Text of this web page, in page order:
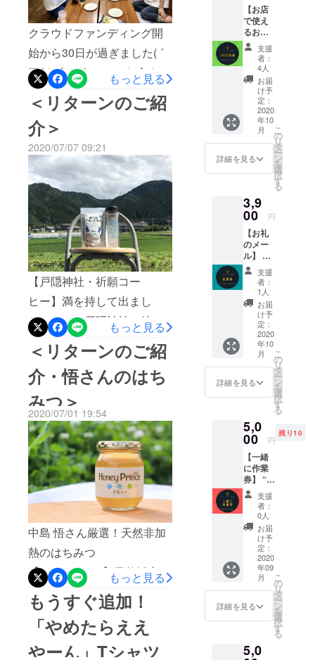
がら過ごせたこの期間は本
当に幸せな時間でした。
「もう、いつ死んでもい
い！♡」とか思ったくら
い！笑笑現在の状況から目
標達成には程遠いかと思わ
れますが、最後まで諦めた
らアカンと思いながら活動
報告書いたりして頑張って
おります(´&gt;∀&lt;｀)ゝﾃﾍた
だでさえ重い腰なので、神
様からのオファーじゃなけ
ればこんな事で腰を上げて
動くなんて私の人生では有
り得ない事。そのクラウド
ファンディングの挑戦もあ
と少しで終わり。今回結果
はどうあれ、皆さんから頂
いた温かい気持ちは神様か
らの何よりのプレゼント！
┏○)) ｱｻﾞ━━━━━━━━
ｽ！あと9時間！年越しみた
いにワクワクしながら過ご
します！
クラウドファンディング開
始から30日が過ぎました( ´
▽ ` )ﾉ色々あって、お金もな
くて、でも夢だけはあっ
て…お金がなくちゃどうし
ようもない。と思っていた
ら“クラウドファンディン
グ”なるものの提案を受け
て、「物乞いみたいでヤダ
な…」なんて思いつつしぶ
しぶ始めた6月20日。あっと
いう間にひと月分の時間が
過ぎて、その中で55歳の誕
生日まで迎えちゃって！(ﾉ
´▽｀)ﾉ♪笑笑でも、この30
日は私が生きた55年の中で
もサイコーに濃い時間にな
りました。こんな突拍子も
ない私の夢を馬鹿にする事
もなく、ちゃんと言葉を掛
けて励ましてくれて応援し
てくれる人達の存在にこん
なにはっきりと触れる事の
出来るものが“クラウドファ
ンディング”なる物である事
を知りました。今回のクラ
ウドファンディングは目標
に到達しない場合、全額返
金となりリターンはナシに
なります。だから…言葉と
共にお金という形で支援し
応援して下さった方々に、
もっと見る
＜リターンのご紹
介＞
2020/07/07 09:21
【戸隠神社・祈願コー
ヒー】満を持して出まし
た！！！！戸隠神社で特別
に所願成就の御祈祷をして
頂いたコーヒーで、他では
手に入りません。使わせて
頂くコーヒーも、まるで神
様が｢コレ！｣と勧めてくれ
たみたいな、とても素敵な
コーヒー「郡上発・水出し
コーヒー」スロー社のオー
ガニック＆フェアトレード
の自家焙煎コーヒーです。
クラウドファンディングの
相談で、和良町の町おこし
担当の方に会いに行った
時、そこのお兄さんが
「いっぺんこのコーヒー飲
んでみ、トリップする
で…」とか怪しい事を言っ
もっと見る
＜リターンのご紹
介・悟さんのはち
みつ＞
2020/07/01 19:54
中島 悟さん厳選！天然非加
熱のはちみつ
【honeyPrince】天然採蜜で
そのまま瓶詰めされた“はち
みつ”です。体に凄くいい！
そして美味しい！･･･かどう
かは人それぞれ？笑「世界
もっと見る
もうすぐ追加！
「やめたらええ
やーん」Tシャツ
【お店
で使え
るお食
事券】
お店が
完成し
てオー
プン後
に使え
るドリ
ンク券
と お気
持ちの
粗品を
配布さ
せてい
ます。
お友達
同士で
使う事
も可能
ですの
で、 た
くさん
の方に
知って
いただ
けると
嬉しい
です。
こちら
のチ
ケット
りも出
ません
最初だ
けの特
別サー
ビスに
なって
いま
す。 よ
ろしく
お願い
いたし
ます。
支援
者：
4人
お届
け予
定：
2020
年10
月
詳細を見る
こ
の
リ
タ
ー
ン
を
選
択
す
る
3,9
00 円
【お礼
のメー
ル】 忙
しい
方、遠
方でイ
ベント
等には
参加で
きない
けど
『純粋
に応援
したい
とい
う』粋
けのリ
ターン
です！
クラウ
ドファ
ンディ
ング終
了時
に、感
謝の気
持ちを
込めて
お礼の
メール
をお送
りさせ
ていた
支援
者：
1人
お届
け予
定：
2020
年10
月
詳細を見る
こ
の
リ
タ
ー
ン
を
選
択
す
る
5,0
00 円
残り10
【一緒
に作業
券】 “神
様も遊
びに来
るエネ
ルギー
を貰え
る喫茶
店”を 一
緒に
作って
もらえ
ません
か？
DIY、ご
りなど
支援
者：
0人
お届
け予
定：
2020
年09
月
詳細を見る
こ
の
リ
タ
ー
ン
を
選
択
す
る
5,0